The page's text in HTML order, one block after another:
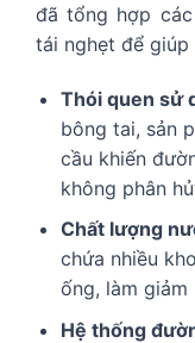
đã tổng hợp
tái nghẹt để giúp
Thói quen sử
bông tai, sản
cầu khiến
không phân
Chất lượng
chứa nhiều
ống, làm
Hệ thống